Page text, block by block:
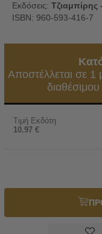
Εκδόσεις: Τζιαμπίρης
ISBN: 960-593-416-7
Αποστέλλεται σε
Τιμή Εκδότη
10.97 €